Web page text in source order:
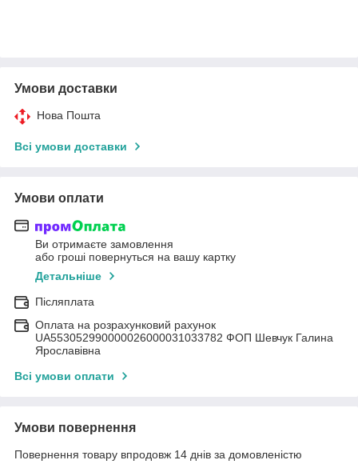
Умови доставки
Нова Пошта
Всі умови доставки
Умови оплати
Ви отримаєте замовлення
або гроші повернуться на вашу картку
Детальніше
Післяплата
Оплата на розрахунковий рахунок
UA553052990000026000031033782 ФОП Шевчук Галина
Ярославівна
Всі умови оплати
Умови повернення
Повернення товару впродовж 14 днів за домовленістю